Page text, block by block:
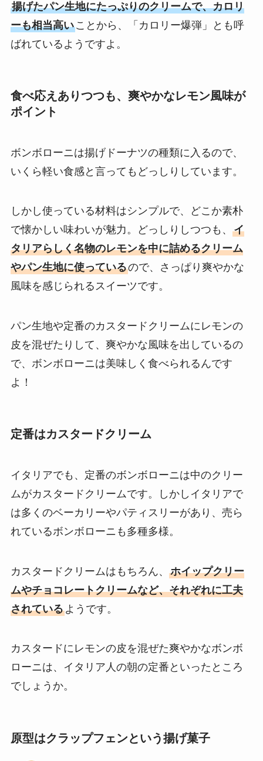
揚げたパン生地にたっぷりのクリームで、カロリ
ーも相当高いことから、「カロリー爆弾」とも呼
ばれているようですよ。
食べ応えありつつも、爽やかなレモン風味が
ポイント
ボンボローニは揚げドーナツの種類に入るので、
いくら軽い食感と言ってもどっしりしています。
しかし使っている材料はシンプルで、どこか素朴
で懐かしい味わいが魅力。どっしりしつつも、 イ
タリアらしく名物のレモンを中に詰めるクリーム
やパン生地に使っているので、さっぱり爽やかな
風味を感じられるスイーツです。
パン生地や定番のカスタードクリームにレモンの
皮を混ぜたりして、爽やかな風味を出しているの
で、ボンボローニは美味しく食べられるんです
よ！
定番はカスタードクリーム
イタリアでも、定番のボンボローニは中のクリー
ムがカスタードクリームです。しかしイタリアで
は多くのベーカリーやパティスリーがあり、売ら
れているボンボローニも多種多様。
カスタードクリームはもちろん、 ホイップクリー
ムやチョコレートクリームなど、それぞれに工夫
されているようです。
カスタードにレモンの皮を混ぜた爽やかなボンボ
ローニは、イタリア人の朝の定番といったところ
でしょうか。
原型はクラップフェンという揚げ菓子